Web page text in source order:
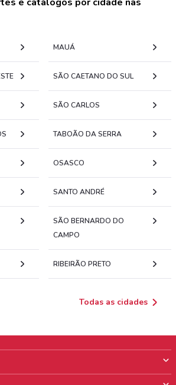
MAUÁ
SÃO CAETANO DO SUL
SÃO CARLOS
TABOÃO DA SERRA
OSASCO
SANTO ANDRÉ
SÃO BERNARDO DO
CAMPO
RIBEIRÃO PRETO
Todas as cidades